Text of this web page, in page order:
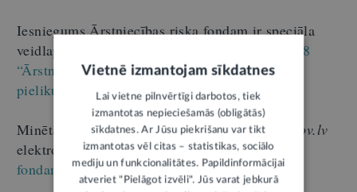
Iesniegums Ārstniecības riska fondam ir speciāla
veidlapa, kas pieejama
MK noteikumu Nr. 1268
“Ārstniecības riska fonda darbības noteikumi”
pielikumā “Atlīdzības prasījuma iesniegums”
Minētā veidlapa atrodama arī portālaLatvija.gov.lv
elektroniskajā pakalpojumā “Ārstniecības riska
fondam”
.
Vietnē izmantojam sīkdatnes
Lai vietne pilnvērtīgi darbotos, tiek
izmantotas nepieciešamās (obligātās)
sīkdatnes. Ar Jūsu piekrišanu var tikt
izmantotas vēl citas – statistikas, sociālo
mediju un funkcionalitātes. Papildinformācijai
atveriet "Pielāgot izvēli". Jūs varat jebkurā